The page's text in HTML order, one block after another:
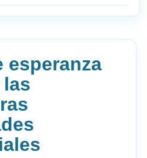
esperanza
las